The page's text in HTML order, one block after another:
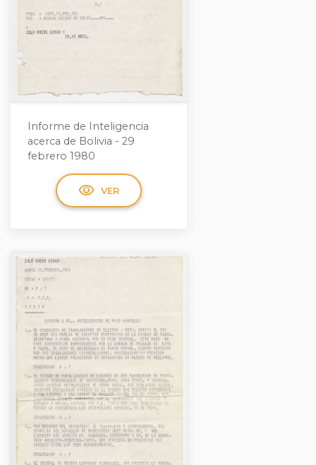
Informe de Inteligencia
acerca de Bolivia - 29
febrero 1980
visibility VER